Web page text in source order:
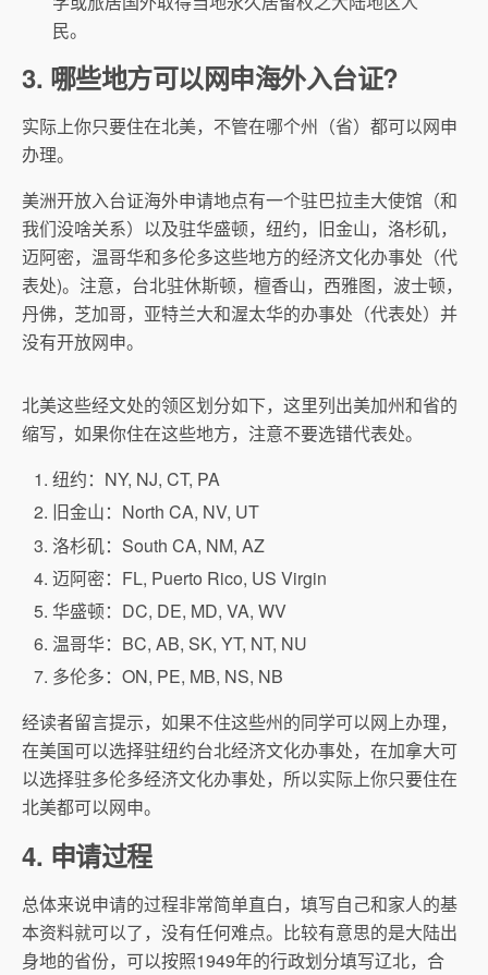
民。
3. 哪些地方可以网申海外入台证?
实际上你只要住在北美，不管在哪个州（省）都可以网申
办理。
美洲开放入台证海外申请地点有一个驻巴拉圭大使馆（和
我们没啥关系）以及驻华盛顿，纽约，旧金山，洛杉矶，
迈阿密，温哥华和多伦多这些地方的经济文化办事处（代
表处)。注意，台北驻休斯顿，檀香山，西雅图，波士顿，
丹佛，芝加哥，亚特兰大和渥太华的办事处（代表处）并
没有开放网申。
北美这些经文处的领区划分如下，这里列出美加州和省的
缩写，如果你住在这些地方，注意不要选错代表处。
纽约：NY, NJ, CT, PA
旧金山：North CA, NV, UT
洛杉矶：South CA, NM, AZ
迈阿密：FL, Puerto Rico, US Virgin
华盛顿：DC, DE, MD, VA, WV
温哥华：BC, AB, SK, YT, NT, NU
多伦多：ON, PE, MB, NS, NB
经读者留言提示，如果不住这些州的同学可以网上办理，
在美国可以选择驻纽约台北经济文化办事处，在加拿大可
以选择驻多伦多经济文化办事处，所以实际上你只要住在
北美都可以网申。
4. 申请过程
总体来说申请的过程非常简单直白，填写自己和家人的基
本资料就可以了，没有任何难点。比较有意思的是大陆出
身地的省份，可以按照1949年的行政划分填写辽北，合